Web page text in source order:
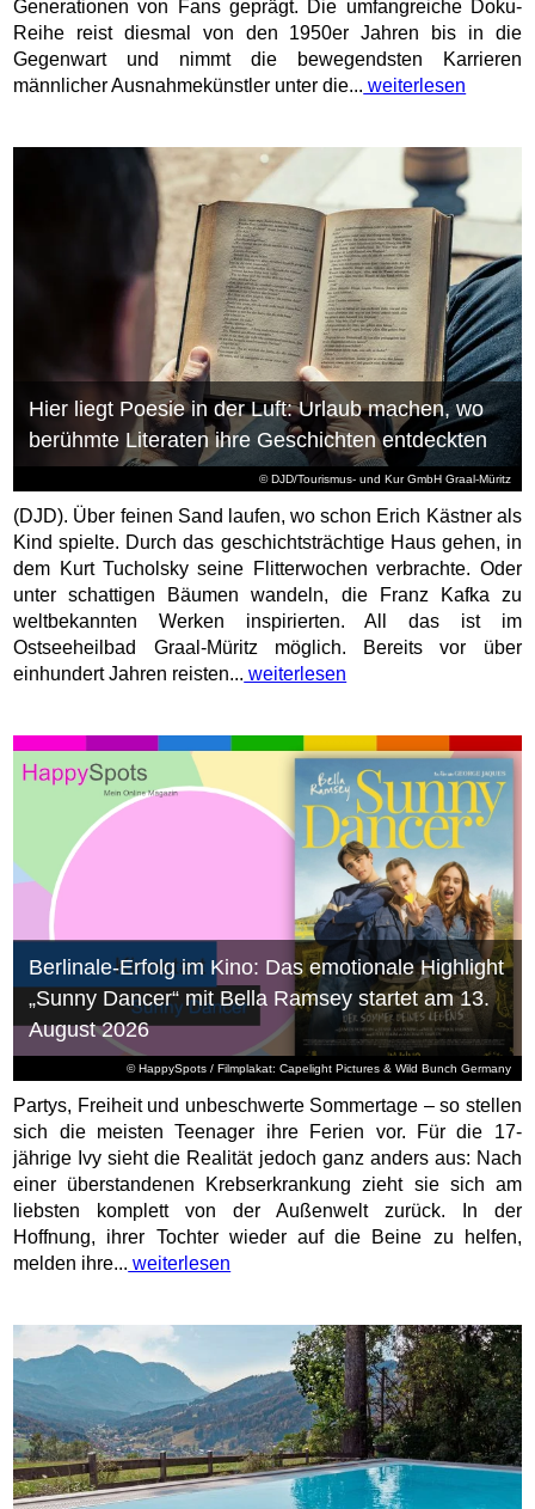
Generationen von Fans geprägt. Die umfangreiche Doku-
Reihe reist diesmal von den 1950er Jahren bis in die
Gegenwart und nimmt die bewegendsten Karrieren
männlicher Ausnahmekünstler unter die... weiterlesen
© DJD/Tourismus- und Kur GmbH Graal-Müritz
Hier liegt Poesie in der Luft: Urlaub machen, wo
berühmte Literaten ihre Geschichten entdeckten
(DJD). Über feinen Sand laufen, wo schon Erich Kästner als
Kind spielte. Durch das geschichtsträchtige Haus gehen, in
dem Kurt Tucholsky seine Flitterwochen verbrachte. Oder
unter schattigen Bäumen wandeln, die Franz Kafka zu
weltbekannten Werken inspirierten. All das ist im
Ostseeheilbad Graal-Müritz möglich. Bereits vor über
einhundert Jahren reisten... weiterlesen
© HappySpots / Filmplakat: Capelight Pictures & Wild Bunch Germany
Berlinale-Erfolg im Kino: Das emotionale Highlight
„Sunny Dancer“ mit Bella Ramsey startet am 13.
August 2026
Partys, Freiheit und unbeschwerte Sommertage – so stellen
sich die meisten Teenager ihre Ferien vor. Für die 17-
jährige Ivy sieht die Realität jedoch ganz anders aus: Nach
einer überstandenen Krebserkrankung zieht sie sich am
liebsten komplett von der Außenwelt zurück. In der
Hoffnung, ihrer Tochter wieder auf die Beine zu helfen,
melden ihre... weiterlesen